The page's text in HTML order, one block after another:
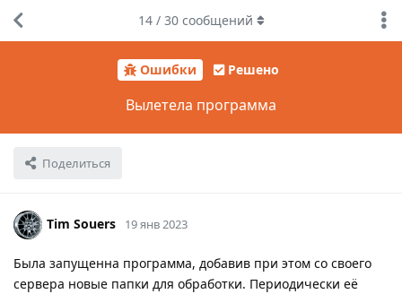
Ошибки Решено
Вылетела программа
Поделиться
14/ 30сообщений
Tim Souers 19 янв 2023
Была запущенна программа, добавив при этом со своего
сервера новые папки для обработки. Периодически её